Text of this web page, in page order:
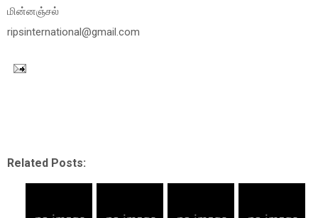
மின்னஞ்சல்
ripsinternational@gmail.com
Related Posts: